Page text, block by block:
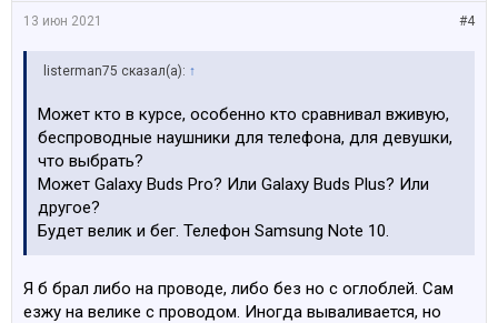
#4
13 июн 2021
listerman75 сказал(а): ↑
Может кто в курсе, особенно кто сравнивал вживую,
беспроводные наушники для телефона, для девушки,
что выбрать?
Может Galaxy Buds Pro? Или Galaxy Buds Plus? Или
другое?
Будет велик и бег. Телефон Samsung Note 10.
Я б брал либо на проводе, либо без но с оглоблей. Сам
езжу на велике с проводом. Иногда вываливается, но